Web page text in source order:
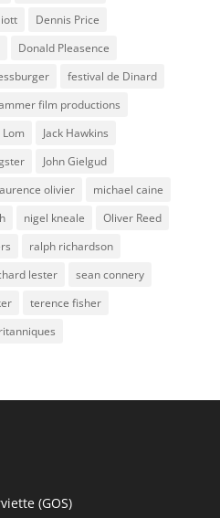
Dennis Price
Donald Pleasence
festival de Dinard
film productions
Jack Hawkins
John Gielgud
olivier
michael caine
nigel kneale
Oliver Reed
ralph richardson
lester
sean connery
terence fisher
(GOS)